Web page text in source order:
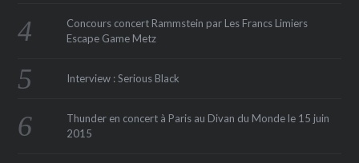
Concours concert Rammstein par Les Francs Limiers
Escape Game Metz
Interview : Serious Black
Thunder en concert à Paris au Divan du Monde le 15 juin
2015